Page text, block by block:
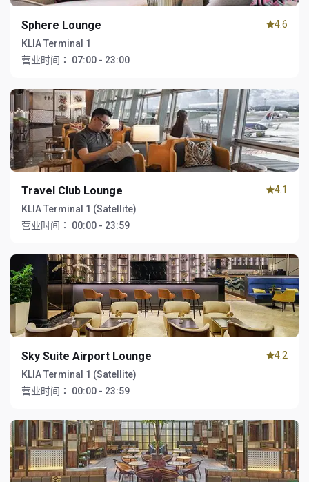
Sphere Lounge
KLIA Terminal 1
营业时间：
07:00 - 23:00
4.6
Travel Club Lounge
KLIA Terminal 1 (Satellite)
营业时间：
00:00 - 23:59
4.1
Sky Suite Airport Lounge
KLIA Terminal 1 (Satellite)
营业时间：
00:00 - 23:59
4.2